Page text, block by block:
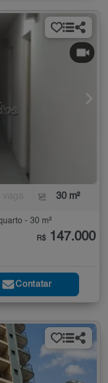
30 m²
- 30 m²
R$ 147.000
Contatar